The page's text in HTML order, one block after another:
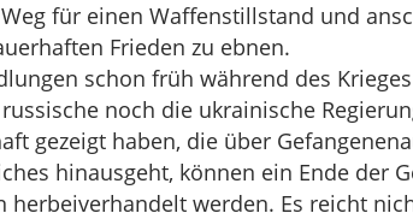
für einen Waffenstillstand und
Frieden zu ebnen.
schon früh während des
noch die ukrainische
gezeigt haben, die über
hinausgeht, können ein Ende der
herbeiverhandelt werden. Es reicht